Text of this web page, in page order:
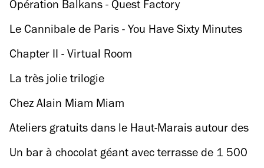
Opération Balkans - Quest Factory
Le Cannibale de Paris - You Have Sixty Minutes
Chapter II - Virtual Room
La très jolie trilogie
Chez Alain Miam Miam
Ateliers gratuits dans le Haut-Marais autour des
thés de la Maison Caron
Un bar à chocolat géant avec terrasse de 1 500